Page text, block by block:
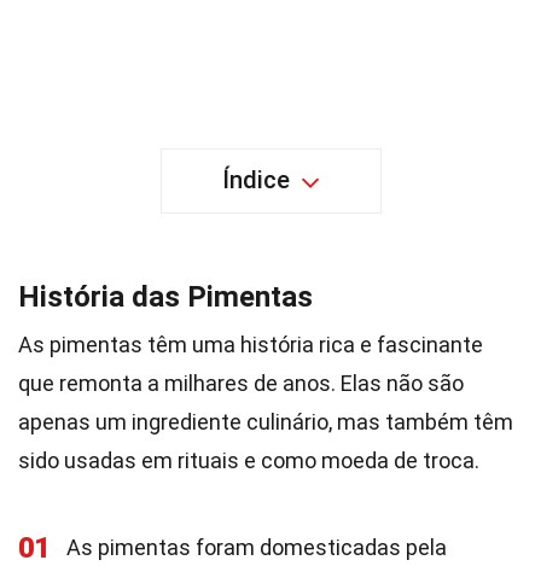
Índice
História das Pimentas
As pimentas têm uma história rica e fascinante
que remonta a milhares de anos. Elas não são
apenas um ingrediente culinário, mas também têm
sido usadas em rituais e como moeda de troca.
01
As pimentas foram domesticadas pela